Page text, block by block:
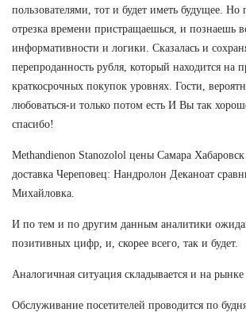
пользователями, тот и будет иметь будущее. Но
отрезка времени пристращаешься, и познаешь
информативности и логики. Сказалась и
перепроданность рубля, который находится на
краткосрочных покупок уровнях. Гости,
любоваться-и только потом есть И Вы так
спасибо!
Methandienon Stanozolol цены Самара
доставка Череповец: Нандролон Деканоат
Михайловка.
И по тем и по другим данным аналитики
позитивных цифр, и, скорее всего, так и будет.
Аналогичная ситуация складывается и на рынке
Обслуживание посетителей проводится по